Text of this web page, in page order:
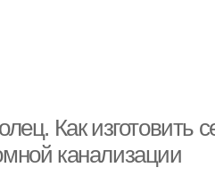
Как изготовить
канализации